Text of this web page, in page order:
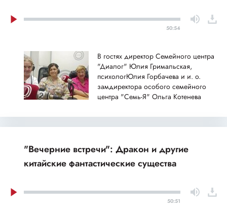
50:54
В гостях директор Семейного центра
"Диалог" Юлия Гримальская,
психологЮлия Горбачева и и. о.
замдиректора особого семейного
центра "Семь-Я" Ольга Котенева
"Вечерние встречи": Дракон и другие
китайские фантастические существа
50:51